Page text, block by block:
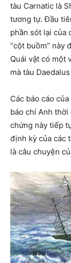
tàu Carnatic là
tương tự. Đầu
phần sót lại của
“cột buồm” này
Quái vật có một
mà tàu
Các báo cáo
báo chí Anh thời
chứng này tiếp
định kỳ của các
là câu chuyện